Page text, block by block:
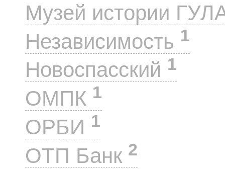
Музей истории
Независимость 1
Новоспасский 1
ОМПК 1
ОРБИ 1
ОТП Банк 2